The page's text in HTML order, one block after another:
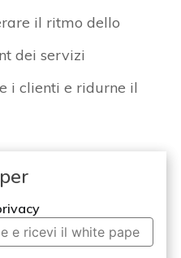
il ritmo dello
dei servizi
i clienti e ridurne il